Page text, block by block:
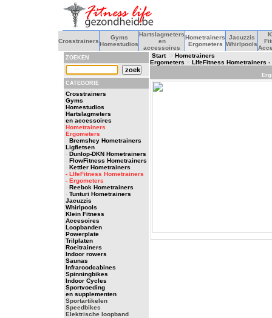
Crosstrainers
Gyms
Homestudios
Hartslagmeters
en
accessoires
Hometrainers
Ergometers
Jacuzzis
Whirlpools
ZOEKEN
CATEGORIE
Crosstrainers
Gyms
Homestudios
Hartslagmeters
en accessoires
Hometrainers
Ergometers
- Bremshey Hometrainers
Ligfietsen
- Dunlop-DKN Hometrainers
- FlowFitness Hometrainers
- Kettler Hometrainers
- LIfeFitness Hometrainers
- Ergometers
- Reebok Hometrainers
- Tunturi Hometrainers
Jacuzzis
Whirlpools
Klein Fitness
Accesoires
Loopbanden
Powerplate
Trilplaten
Roeitrainers
Indoor rowers
Saunas
Infraroodcabines
Spinningbikes
Indoor Cycles
Sportvoeding
en supplementen
Sportartikelen
Speedbikes
Elektrische loopband
Start> Hometrainers
Ergometers > LIfeFitness Hometrainers -